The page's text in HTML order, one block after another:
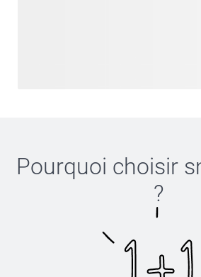
Pourquoi choisir
?